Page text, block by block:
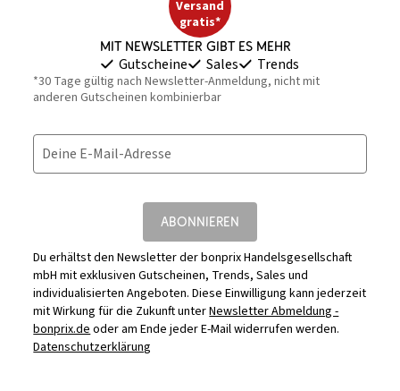
Versand
gratis*
Mit Newsletter gibt es mehr
Gutscheine Sales Trends
*30 Tage gültig nach Newsletter-Anmeldung, nicht mit
anderen Gutscheinen kombinierbar
Deine E-Mail-Adresse
ABONNIEREN
Du erhältst den Newsletter der bonprix Handelsgesellschaft
mbH mit exklusiven Gutscheinen, Trends, Sales und
individualisierten Angeboten. Diese Einwilligung kann jederzeit
mit Wirkung für die Zukunft unterNewsletter Abmeldung -
bonprix.deoder am Ende jeder E-Mail widerrufen werden.
Datenschutzerklärung